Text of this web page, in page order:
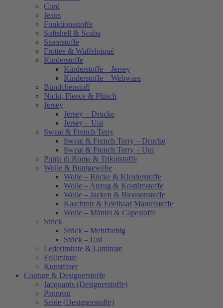
Cord
Jeans
Funktionsstoffe
Softshell & Scuba
Steppstoffe
Frottee & Waffelpiqué
Kinderstoffe
Kinderstoffe – Jersey
Kinderstoffe – Webware
Bündchenstoff
Nicki, Fleece & Plüsch
Jersey
Jersey – Drucke
Jersey – Uni
Sweat & French Terry
Sweat & French Terry – Drucke
Sweat & French Terry – Uni
Punta di Roma & Trikotstoffe
Wolle & Buntgewebe
Wolle – Röcke & Kleiderstoffe
Wolle – Anzug & Kostümstoffe
Wolle – Jacken & Blousonstoffe
Kaschmir & Edelhaar Mantelstoffe
Wolle – Mäntel & Capestoffe
Strick
Strick – Mehrfarbig
Strick – Uni
Lederimitate & Laminate
Fellimitate
Kunstfaser
Couture & Designerstoffe
Jacquards (Designerstoffe)
Panneau
Seide (Designerstoffe)